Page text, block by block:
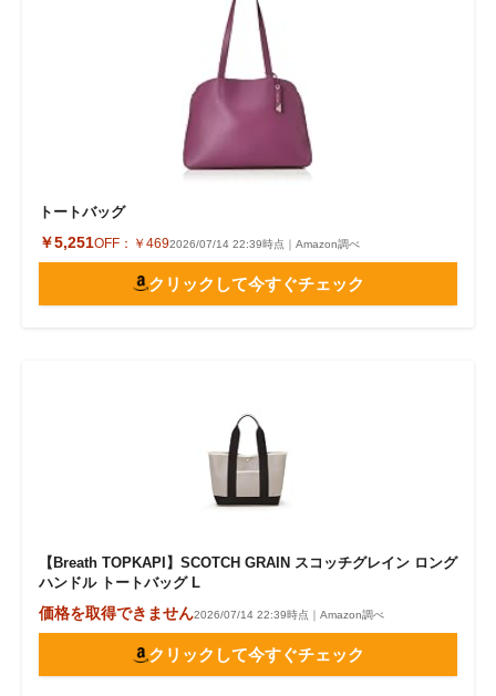
トートバッグ
￥5,251OFF： ￥4692026/07/14 22:39時点｜Amazon調べ
クリックして今すぐチェック
【Breath TOPKAPI】SCOTCH GRAIN スコッチグレイン ロング
ハンドル トートバッグ L
価格を取得できません2026/07/14 22:39時点｜Amazon調べ
クリックして今すぐチェック